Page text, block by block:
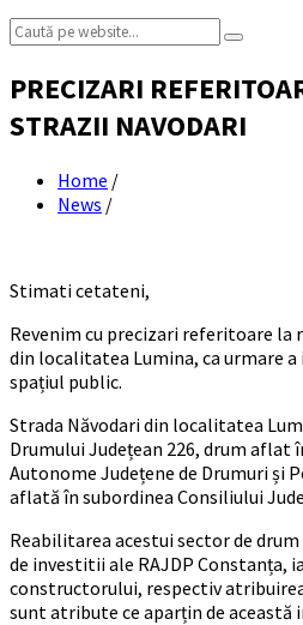
Search:
PRECIZARI
STRAZII NAVODARI
Home /
News /
Stimati cetateni,
Revenim cu precizari referitoare
din localitatea Lumina, ca urmare
spațiul public.
Strada Năvodari din localitatea
Drumului Județean 226, drum aflat
Autonome Județene de Drumuri și
aflată în subordinea Consiliului
Reabilitarea acestui sector de
de investitii ale RAJDP Constanța,
constructorului, respectiv
sunt atribute ce aparțin de această